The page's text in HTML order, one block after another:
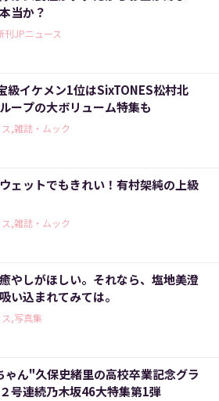
当か？
刊JPニュース
級イケメン1位はSixTONES松村北
ープの大ボリューム特集も
,雑誌・ムック
ェットでもきれい！有村架純の上級
,雑誌・ムック
やしがほしい。それなら、塩地美澄
い込まれてみては。
,写真集
ゃん"久保史緒里の高校卒業記念グラ
号連続乃木坂46大特集第1弾